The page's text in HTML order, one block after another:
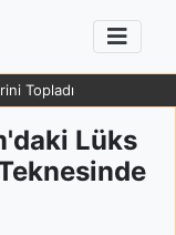
Topladı
Lüks